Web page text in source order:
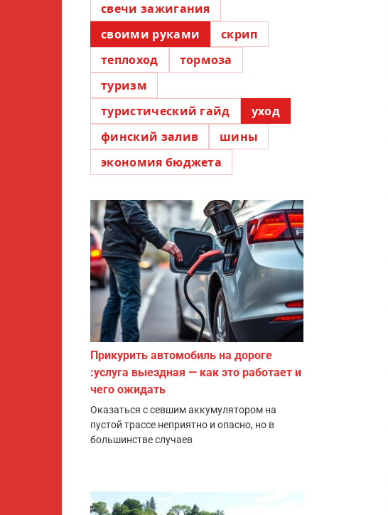
свечи зажигания
своими руками
скрип
теплоход
тормоза
туризм
туристический гайд
уход
финский залив
шины
экономия бюджета
Прикурить автомобиль на дороге
:услуга выездная — как это работает и
чего ожидать
Оказаться с севшим аккумулятором на
пустой трассе неприятно и опасно, но в
большинстве случаев